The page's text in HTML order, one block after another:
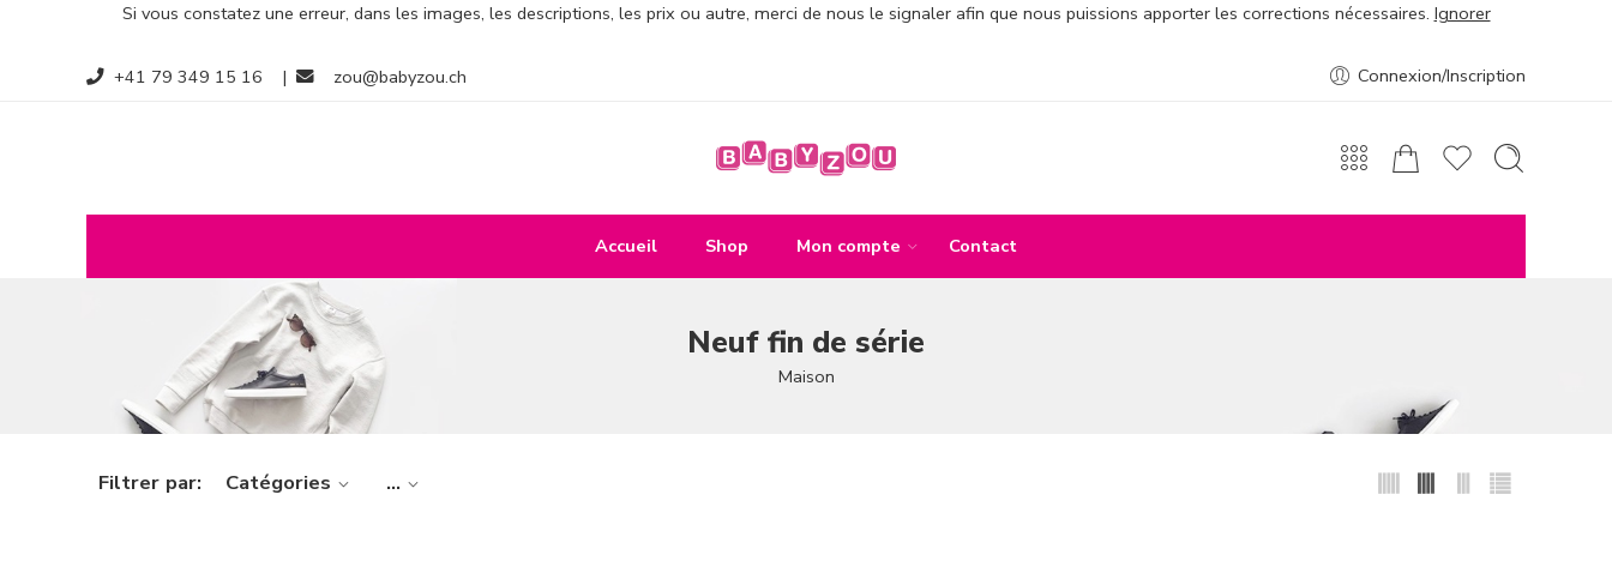
Si vous constatez une erreur, dans les images, les descriptions, les prix ou autre, merci de nous le signaler afin que nous puissions apporter les corrections nécessaires. Ignorer
+41 79 349 15 16 | zou@babyzou.ch Connexion/Inscription
Accueil Shop Mon compte Contact
Neuf fin de série
Maison
Filtrer par: Catégories ...